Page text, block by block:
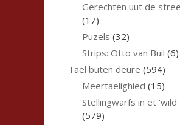
Gerechten uut de
(17)
Puzels (32)
Strips: Otto van Buil (6)
Tael buten deure (594)
Meertaelighied (15)
Stellingwarfs in et 'wild'
(579)